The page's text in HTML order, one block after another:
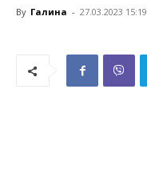
By Галина - 27.03.2023 15:19